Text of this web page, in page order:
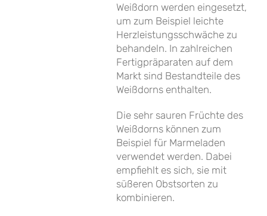
Weißdorn werden eingesetzt,
um zum Beispiel leichte
Herzleistungsschwäche zu
behandeln. In zahlreichen
Fertigpräparaten auf dem
Markt sind Bestandteile des
Weißdorns enthalten.
Die sehr sauren Früchte des
Weißdorns können zum
Beispiel für Marmeladen
verwendet werden. Dabei
empfiehlt es sich, sie mit
süßeren Obstsorten zu
kombinieren.